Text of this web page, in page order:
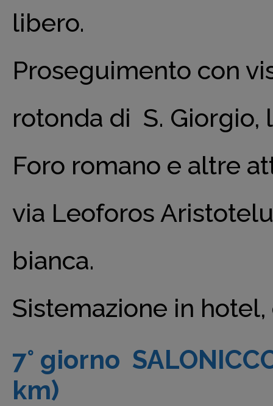
libero.
Proseguimento con
rotonda di S. Giorgio,
Foro romano e altre
via Leoforos
bianca.
Sistemazione in
7° giorno
km)